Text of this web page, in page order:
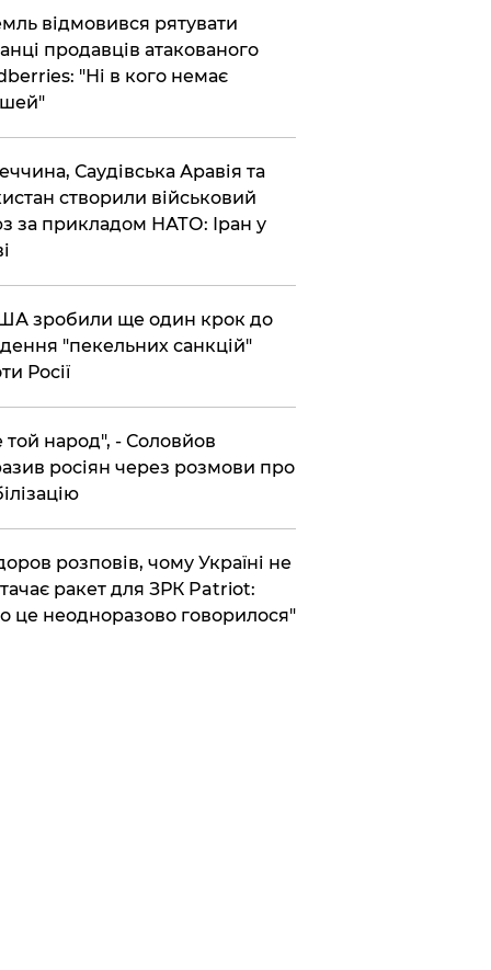
відмовився рятувати
продавців атакованого
"Ні в кого немає
Саудівська Аравія та
створили військовий
за прикладом НАТО: Іран у
зробили ще один крок до
"пекельних санкцій"
Росії
той народ", - Соловйов
росіян через розмови про
розповів, чому Україні не
ракет для ЗРК Patriot:
це неодноразово говорилося"